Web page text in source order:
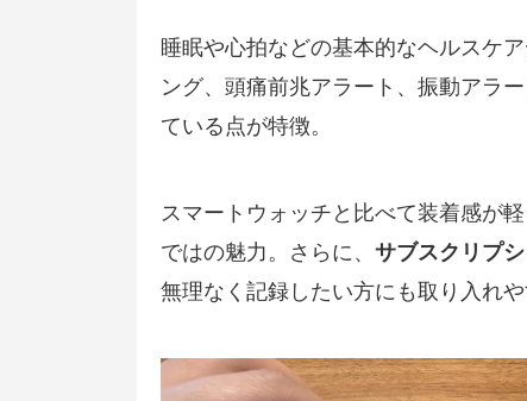
睡眠や心拍などの基本的なヘルスケ
ング、頭痛前兆アラート、振動アラ
ている点が特徴。
スマートウォッチと比べて装着感が
ではの魅力。さらに、 サブスクリプ
無理なく記録したい方にも取り入れ